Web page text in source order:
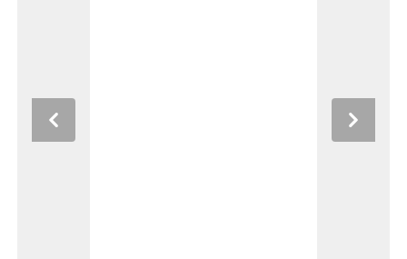
Previous Next